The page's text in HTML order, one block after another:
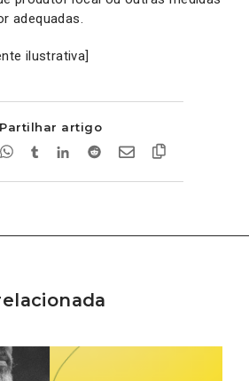
adequadas.
ilustrativa]
Partilhar artigo